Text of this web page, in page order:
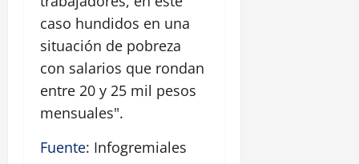
caso hundidos en una
situación de pobreza
con salarios que rondan
entre 20 y 25 mil pesos
mensuales".
Fuente: Infogremiales